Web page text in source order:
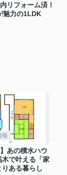
リフォーム済！
魅力の1LDK
報
あの積水ハウ
で叶える「家
ある暮らし